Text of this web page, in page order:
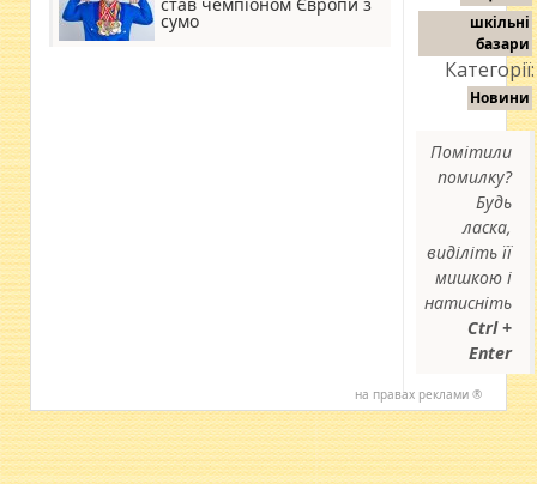
сумо
шкільні
базари
Категорії:
Новини
Помітили
помилку?
Будь
ласка,
виділіть її
мишкою і
натисніть
Ctrl +
Enter
на правах реклами ®